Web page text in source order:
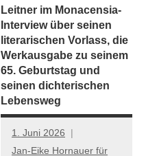
Leitner im Monacensia-
Interview über seinen
literarischen Vorlass, die
Werkausgabe zu seinem
65. Geburtstag und
seinen dichterischen
Lebensweg
1. Juni 2026
Jan-Eike Hornauer für